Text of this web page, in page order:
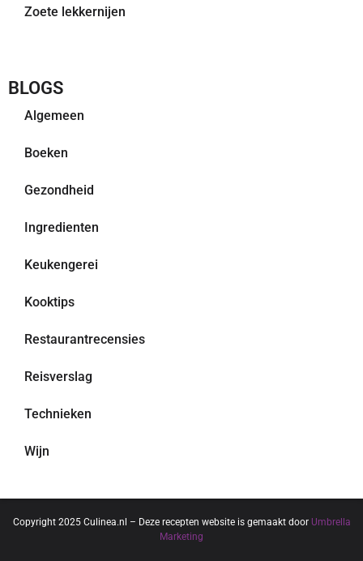
Zoete lekkernijen
BLOGS
Algemeen
Boeken
Gezondheid
Ingredienten
Keukengerei
Kooktips
Restaurantrecensies
Reisverslag
Technieken
Wijn
Copyright 2025 Culinea.nl – Deze recepten website is gemaakt door Umbrella
Marketing